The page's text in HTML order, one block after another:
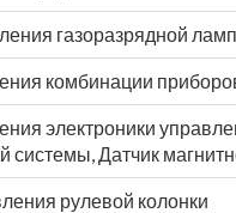
газоразрядной
комбинации
электроники
системы, Датчик
рулевой колонки